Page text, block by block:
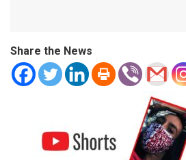
Share the News